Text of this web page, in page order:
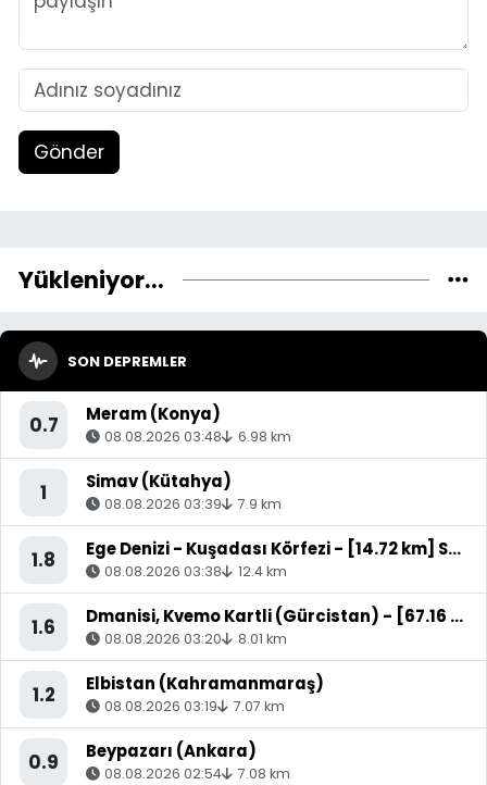
Gönder
Yükleniyor...
SON DEPREMLER
0.7 Meram (Konya)
08.08.2026 03:48 6.98 km
1 Simav (Kütahya)
08.08.2026 03:39 7.9 km
1.8 Ege Denizi - Kuşadası Körfezi - [14.72 km] Söke (Aydın)
08.08.2026 03:38 12.4 km
1.6 Dmanisi, Kvemo Kartli (Gürcistan) - [67.16 km] Akyaka (Kars)
08.08.2026 03:20 8.01 km
1.2 Elbistan (Kahramanmaraş)
08.08.2026 03:19 7.07 km
0.9 Beypazarı (Ankara)
08.08.2026 02:54 7.08 km